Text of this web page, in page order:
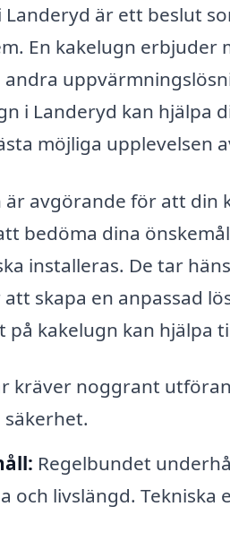
är ett beslut
En kakelugn erbjuder
i Landeryd kan hjälpa
möjliga upplevelsen
avgörande för att din
bedöma dina
installeras. De tar
skapa en anpassad
kakelugn kan hjälpa
kräver noggrant
Regelbundet
och livslängd.